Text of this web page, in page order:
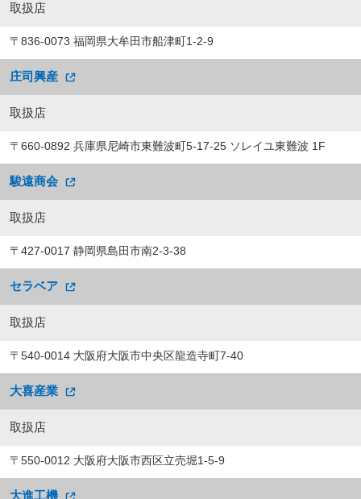
取扱店
〒836-0073 福岡県大牟田市船津町1-2-9
庄司興産
取扱店
〒660-0892 兵庫県尼崎市東難波町5-17-25 ソレイユ東難波 1F
駿遠商会
取扱店
〒427-0017 静岡県島田市南2-3-38
セラベア
取扱店
〒540-0014 大阪府大阪市中央区龍造寺町7-40
大喜産業
取扱店
〒550-0012 大阪府大阪市西区立売堀1-5-9
大進工機